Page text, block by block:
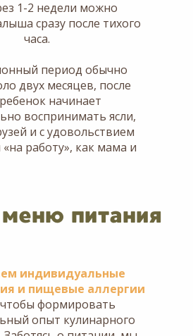
1-2 недели можно
сразу после тихого
часа.
период обычно
двух месяцев, после
начинает
воспринимать ясли,
и с удовольствием
работу», как мама и
питания
индивидуальные
и пищевые аллергии
формировать
опыт кулинарного